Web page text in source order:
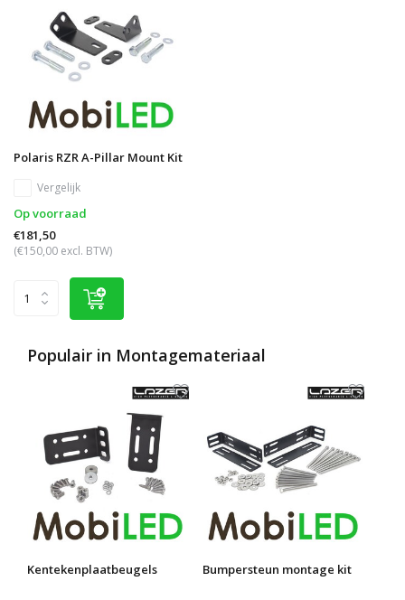
Polaris RZR A-Pillar Mount Kit
Vergelijk
Op voorraad
€181,50
(€150,00 excl. BTW)
Populair in Montagemateriaal
Kentekenplaatbeugels Bumpersteun montage kit